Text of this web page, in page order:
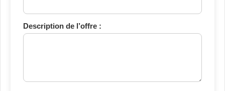
Description de l’offre :